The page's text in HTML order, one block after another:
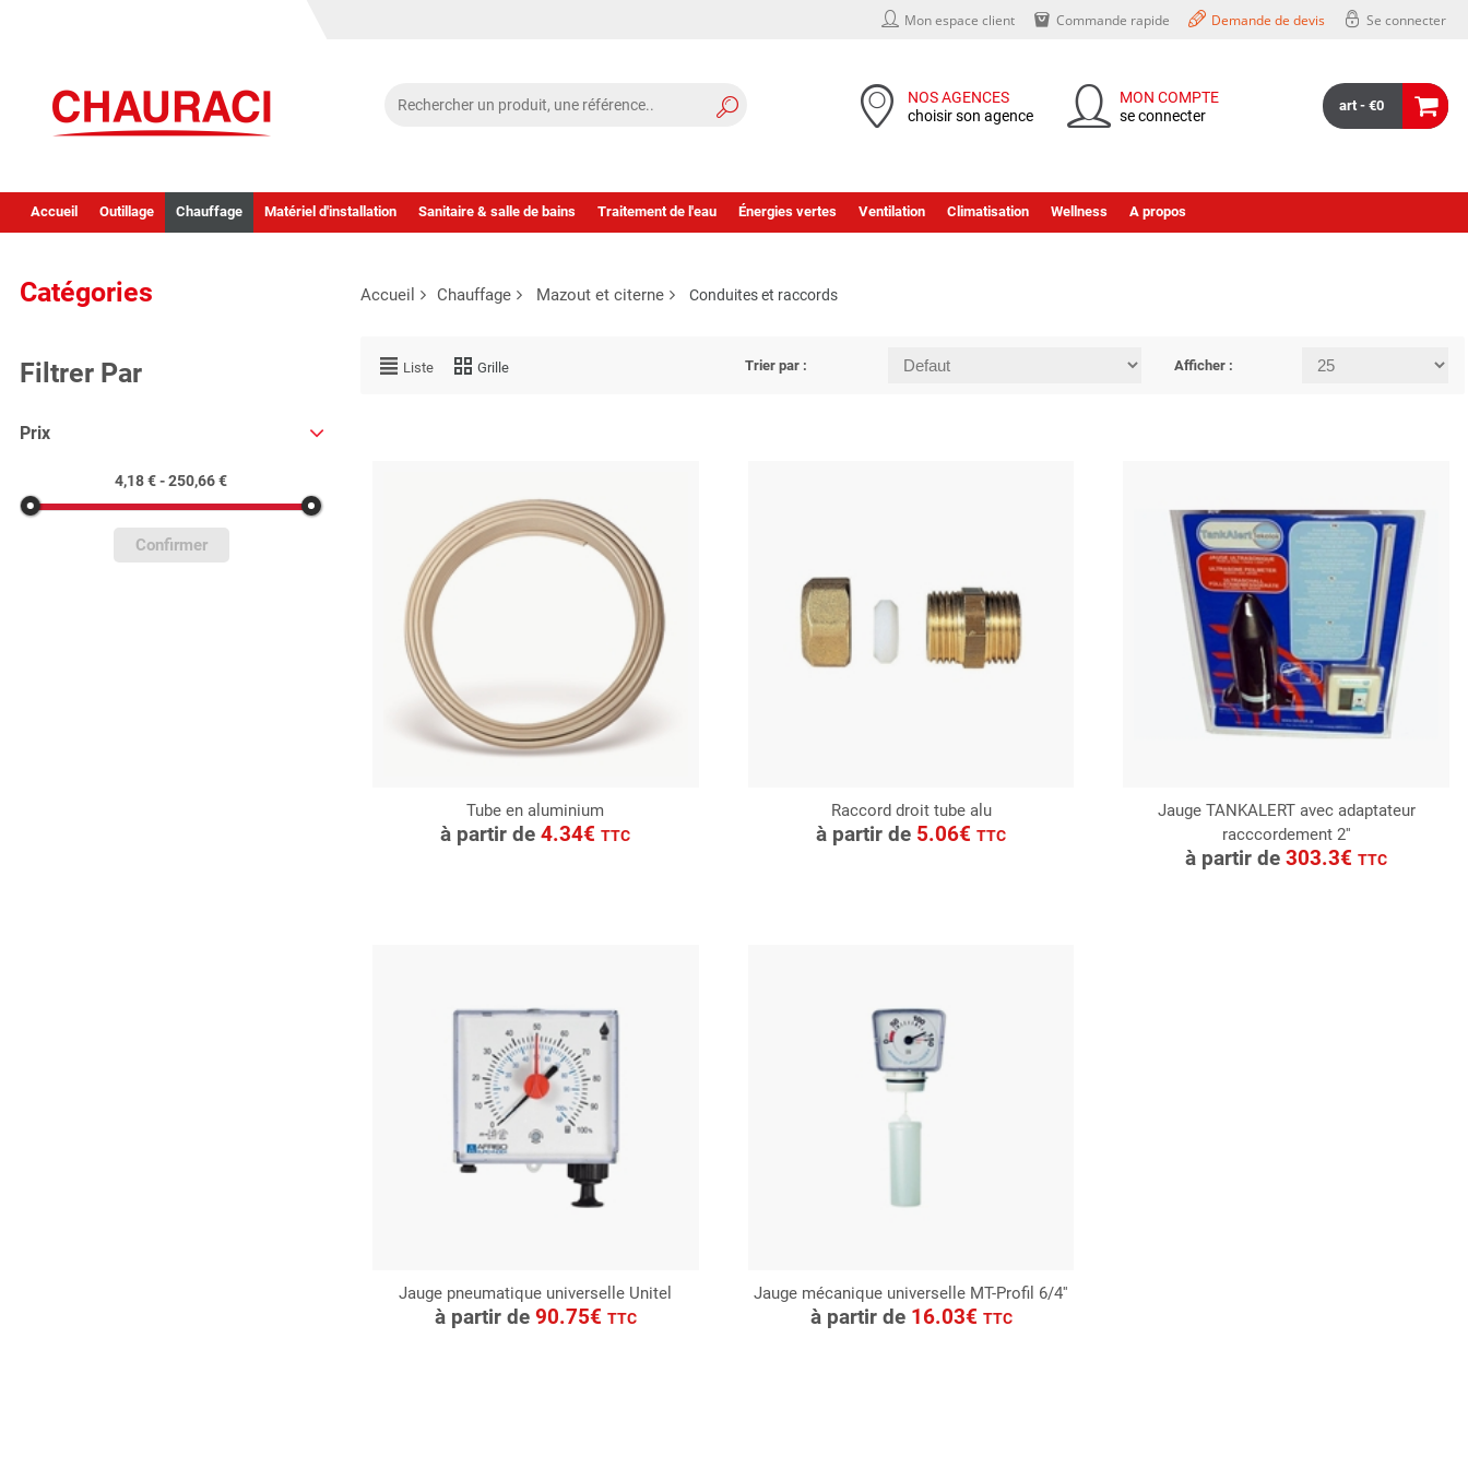
Mon espace client Commande rapide Demande de devis Se connecter
NOS AGENCES
choisir son agence
MON COMPTE
se connecter
art - €0
Accueil Outillage Chauffage Matériel d'installation Sanitaire & salle de bains Traitement de l'eau Énergies vertes Ventilation Climatisation Wellness A propos
Catégories
Filtrer Par
Prix
4,18 € - 250,66 €
Confirmer
Accueil Chauffage Mazout et citerne Conduites et raccords
Liste Grille Trier par : Afficher :
Tube en aluminium
à partir de4.34€TTC
CONSULTER
Demande de devis
Raccord droit tube alu
à partir de 5.06€TTC
CONSULTER
Demande de devis
Jauge TANKALERT avec adaptateur
racccordement 2''
à partir de303.3€TTC
CONSULTER
Demande de devis
Jauge pneumatique universelle Unitel
à partir de 90.75€ TTC
CONSULTER
Demande de devis
Jauge mécanique universelle MT-Profil 6/4''
à partir de 16.03€ TTC
CONSULTER
Demande de devis